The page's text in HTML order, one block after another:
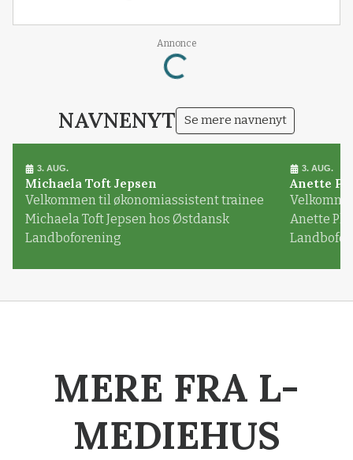
Annonce
Loading...
NAVNENYT Se mere navnenyt
3. AUG.
Michaela Toft Jepsen
Velkommen til økonomiassistent trainee
Michaela Toft Jepsen hos Østdansk
Landboforening
3. AUG.
Anette
Anette
MERE FRA L-
MEDIEHUS